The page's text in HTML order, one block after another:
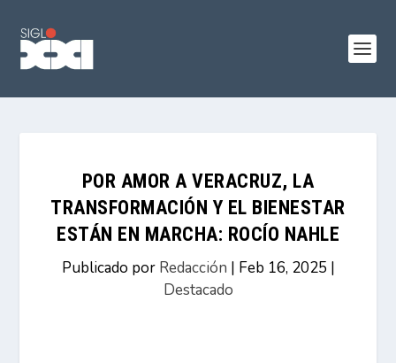
POR AMOR A VERACRUZ, LA
TRANSFORMACIÓN Y EL BIENESTAR
ESTÁN EN MARCHA: ROCÍO NAHLE
Publicado por Redacción | Feb 16, 2025 |
Destacado